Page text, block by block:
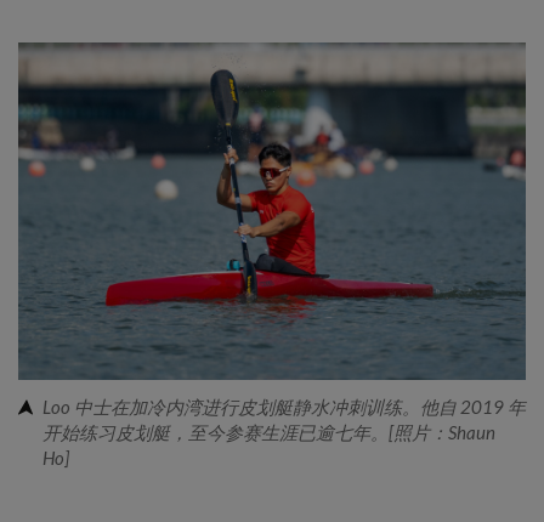
Loo 中士在加冷内湾进行皮划艇静水冲刺训练。他自 2019 年
开始练习皮划艇，至今参赛生涯已逾七年。[照片：Shaun
Ho]